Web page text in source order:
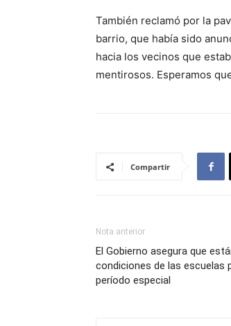
También reclamó por la
barrio, que había sido
hacia los vecinos que
mentirosos. Esperamos
Compartir
Nota anterior
El Gobierno asegura que
condiciones de las escuelas
período especial